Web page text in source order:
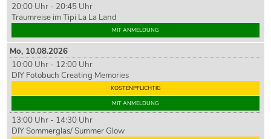
20:00 Uhr - 20:45 Uhr
Traumreise im Tipi La La Land
MIT ANMELDUNG
Mo, 10.08.2026
10:00 Uhr - 12:00 Uhr
DIY Fotobuch Creating Memories
KOSTENPFLICHTIG
MIT ANMELDUNG
13:00 Uhr - 14:30 Uhr
DIY Sommerglas/ Summer Glow